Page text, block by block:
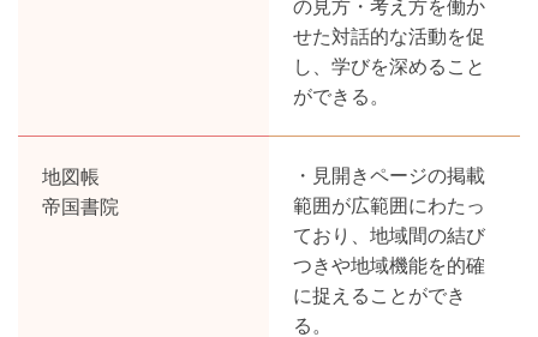
の見方・考え方を働か
せた対話的な活動を促
し、学びを深めること
ができる。
地図帳
帝国書院
・見開きページの掲載
範囲が広範囲にわたっ
ており、地域間の結び
つきや地域機能を的確
に捉えることができ
る。